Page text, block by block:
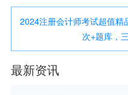
2024注册会计师考试超值精
次+题库，
最新资讯